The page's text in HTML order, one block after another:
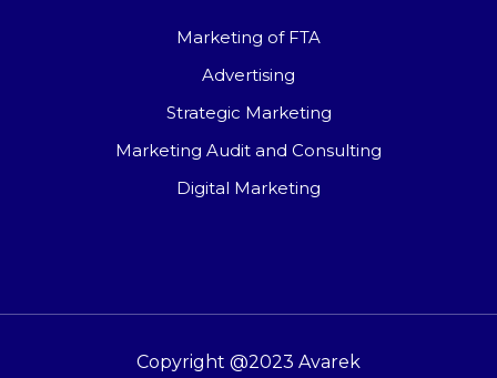
Marketing of FTA
Advertising
Strategic Marketing
Marketing Audit and Consulting
Digital Marketing
Copyright @2023 Avarek